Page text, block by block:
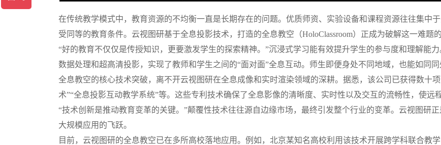
在传统教学模式中，教育资源的不均衡一直是长期存在的问题。优质师资、实验设备和课程资源往往集中
受同等的教育条件。云视图研基于全息投影技术，打造的全息教空（HoloClassroom）正成为破解这一难题的
“好的教育不仅仅是传授知识，更要激发学生的探索精神。”沉浸式学习能有效提升学生的参与度和理解能
数据处理和超高清投影，实现了教师和学生之间的“面对面”全息互动。师生即便身处不同地域，也能如同
全息教空的核心技术突破，离不开云视图研在全息成像和实时渲染领域的深耕。据悉，该公司已获得数十
术”“全息投影互动教学系统”等。这些专利技术确保了全息影像的清晰度、实时性以及交互的流畅性，使远
“技术创新是推动教育变革的关键。”颠覆性技术往往源自边缘市场，最终引发整个行业的变革。云视图研
大规模应用的飞跃。
目前，云视图研的全息教空已在多所高校落地应用。例如，北京某知名高校利用该技术开展跨学科联合教